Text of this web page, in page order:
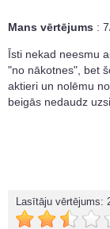
Mans vērtējums :
Īsti nekad neesmu
"no nākotnes", bet
aktieri un nolēmu
beigās nedaudz
Lasītāju vērtējums: